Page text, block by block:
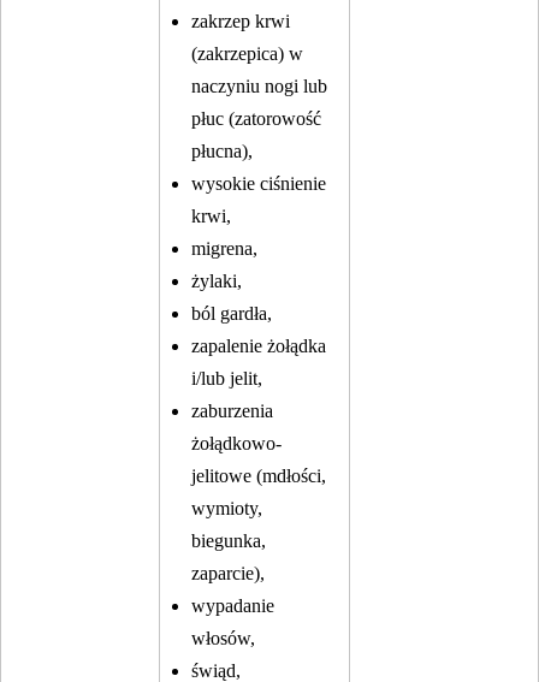
zakrzep krwi
(zakrzepica) w
naczyniu nogi lub
płuc (zatorowość
płucna),
wysokie ciśnienie
krwi,
migrena,
żylaki,
ból gardła,
zapalenie żołądka
i/lub jelit,
zaburzenia
żołądkowo-
jelitowe (mdłości,
wymioty,
biegunka,
zaparcie),
wypadanie
włosów,
świąd,